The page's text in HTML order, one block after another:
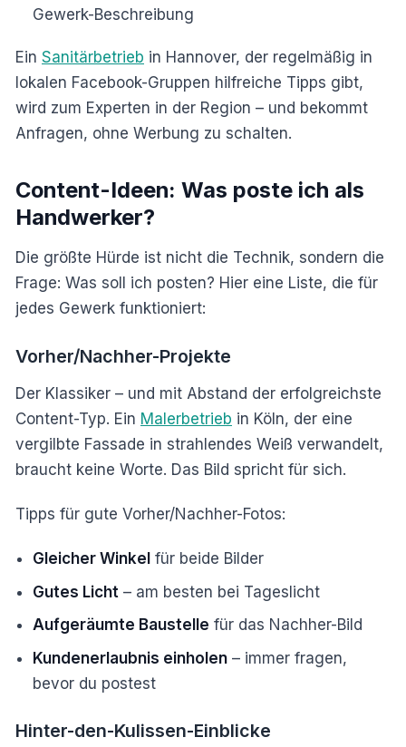
Gewerk-Beschreibung
Ein Sanitärbetrieb in Hannover, der regelmäßig in
lokalen Facebook-Gruppen hilfreiche Tipps gibt,
wird zum Experten in der Region – und bekommt
Anfragen, ohne Werbung zu schalten.
Content-Ideen: Was poste ich als
Handwerker?
Die größte Hürde ist nicht die Technik, sondern die
Frage: Was soll ich posten? Hier eine Liste, die für
jedes Gewerk funktioniert:
Vorher/Nachher-Projekte
Der Klassiker – und mit Abstand der erfolgreichste
Content-Typ. Ein Malerbetrieb in Köln, der eine
vergilbte Fassade in strahlendes Weiß verwandelt,
braucht keine Worte. Das Bild spricht für sich.
Tipps für gute Vorher/Nachher-Fotos:
Gleicher Winkel für beide Bilder
Gutes Licht – am besten bei Tageslicht
Aufgeräumte Baustelle für das Nachher-Bild
Kundenerlaubnis einholen – immer fragen,
bevor du postest
Hinter-den-Kulissen-Einblicke